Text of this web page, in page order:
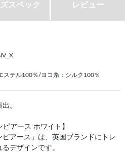
スペック レビュー
ステル100％/ヨコ糸：シルク100％
。
ピアース ホワイト】
アース」は、英国ブランドにトレ
デザインです。